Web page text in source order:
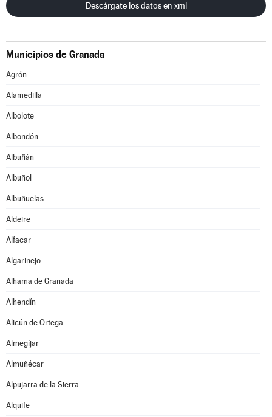
Descárgate los datos en xml
Municipios de Granada
Agrón
Alamedilla
Albolote
Albondón
Albuñán
Albuñol
Albuñuelas
Aldeire
Alfacar
Algarinejo
Alhama de Granada
Alhendín
Alicún de Ortega
Almegíjar
Almuñécar
Alpujarra de la Sierra
Alquife